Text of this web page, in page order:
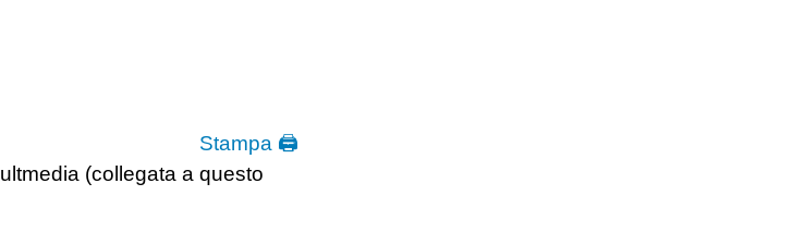
Stampa 🖨
(collegata a questo